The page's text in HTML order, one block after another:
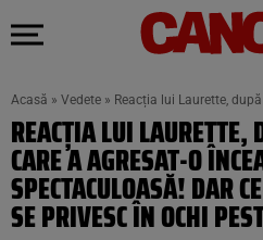
Acasă » Vedete » Reacția lui Laurette,
REACȚIA LUI LAURETTE,
CARE A AGRESAT-O
SPECTACULOASĂ! DAR
SE PRIVESC ÎN OCHI